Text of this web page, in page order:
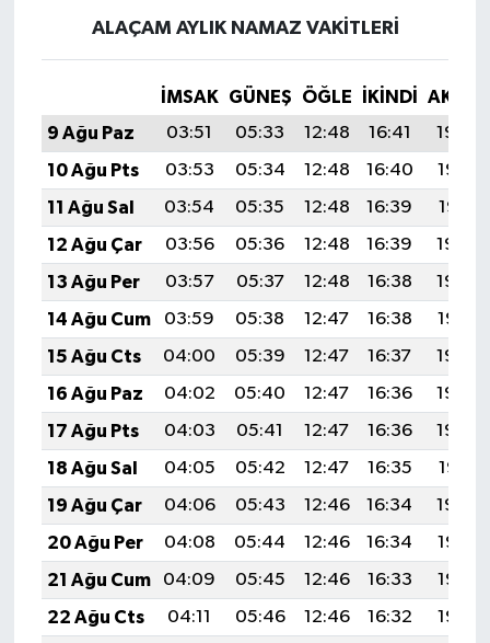
ALAÇAM AYLIK NAMAZ VAKITLERI
İMSAK GÜNEŞ ÖĞLE İKINDI
9 Ağu Paz
03:51 05:33 12:48 16:41
19:54
10 Ağu Pts
03:53 05:34 12:48 16:40
19:52
11 Ağu Sal
03:54 05:35 12:48 16:39
19:51
12 Ağu Çar
03:56 05:36 12:48 16:39
19:50
13 Ağu Per
03:57 05:37 12:48 16:38
19:48
14 Ağu Cum
03:59 05:38 12:47 16:38
19:47
15 Ağu Cts
04:00 05:39 12:47 16:37
19:46
16 Ağu Paz
04:02 05:40 12:47 16:36
19:44
17 Ağu Pts
04:03 05:41 12:47 16:36
19:43
18 Ağu Sal
04:05 05:42 12:47 16:35
19:41
19 Ağu Çar
04:06 05:43 12:46 16:34
19:40
20 Ağu Per
04:08 05:44 12:46 16:34
19:38
21 Ağu Cum
04:09 05:45 12:46 16:33
19:37
22 Ağu Cts
04:11 05:46 12:46 16:32
19:35